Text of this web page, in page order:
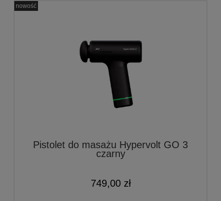
Pistolet do masażu Hypervolt GO 3
czarny
749,00 zł
nowość